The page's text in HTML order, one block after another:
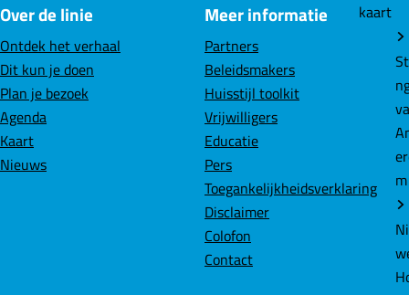
kaart
m
e
b
o
o
k
k
d
I
n
A
Over de linie
Ontdek het verhaal
Dit kun je doen
Plan je bezoek
Agenda
Kaart
Nieuws
Meer informatie
Partners
Beleidsmakers
Huisstijl toolkit
Vrijwilligers
Educatie
Pers
Toegankelijkheidsverklaring
Disclaimer
Colofon
Contact